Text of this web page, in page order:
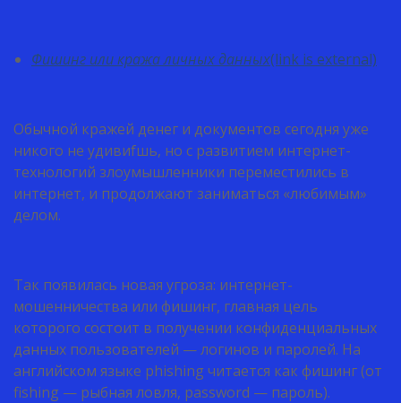
Фишинг или кража личных данных(link is external)
Обычной кражей денег и документов сегодня уже
никого не удивиfшь, но с развитием интернет-
технологий злоумышленники переместились в
интернет, и продолжают заниматься «любимым»
делом.
Так появилась новая угроза: интернет-
мошенничества или фишинг, главная цель
которого состоит в получении конфиденциальных
данных пользователей — логинов и паролей. На
английском языке phishing читается как фишинг (от
fishing — рыбная ловля, password — пароль).